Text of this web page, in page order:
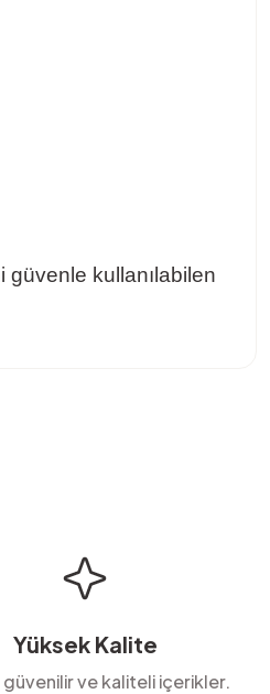
güvenle kullanılabilen
Yüksek Kalite
güvenilir ve kaliteli içerikler.